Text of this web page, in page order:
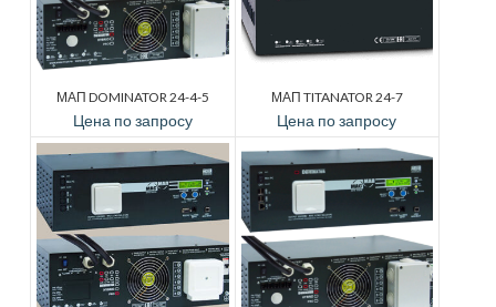
МАП DOMINATOR 24-4-5
Цена по запросу
МАП TITANATOR 24-7
Цена по запросу